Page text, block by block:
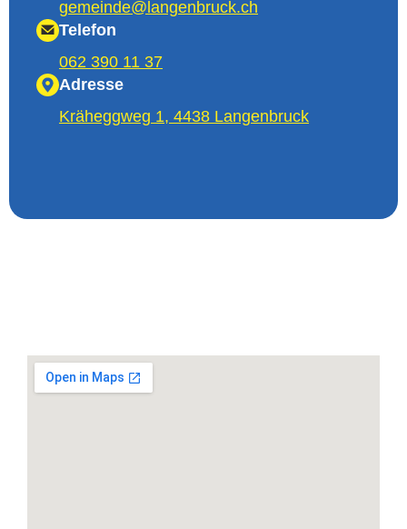
hc.kcurbnegnal
@edniemeg
Telefon
062 390 11 37
Adresse
Kräheggweg 1, 4438 Langenbruck